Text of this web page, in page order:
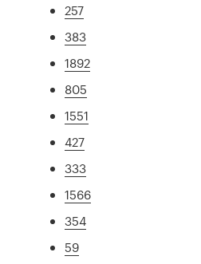
257
383
1892
805
1551
427
333
1566
354
59